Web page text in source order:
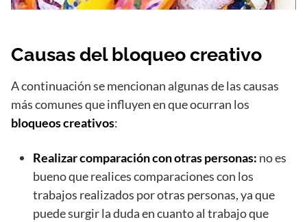
Causas del bloqueo creativo
A continuación se mencionan algunas de las causas
más comunes que influyen en que ocurran los
bloqueos creativos:
Realizar comparación con otras personas: no es
bueno que realices comparaciones con los
trabajos realizados por otras personas, ya que
puede surgir la duda en cuanto al trabajo que